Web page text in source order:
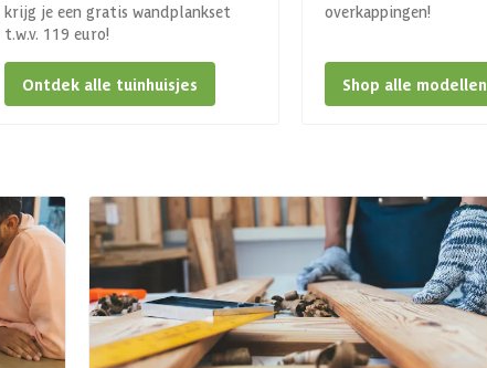
krijg je een gratis wandplankset
t.w.v. 119 euro!
Ontdek alle tuinhuisjes
overkappingen!
Shop alle modellen